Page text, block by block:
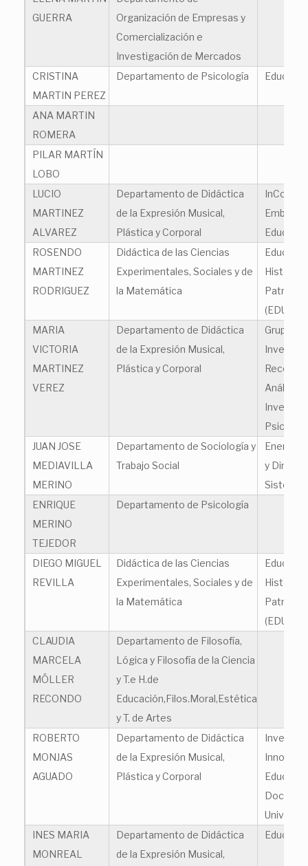
GUERRA
Organización de Empresas y
Comercialización e
Investigación de Mercados
CRISTINA
MARTIN PEREZ
Departamento de Psicología
ANA MARTIN
ROMERA
PILAR MARTÍN
LOBO
LUCIO
MARTINEZ
ALVAREZ
Departamento de Didáctica
de la Expresión Musical,
Plástica y Corporal
ROSENDO
MARTINEZ
RODRIGUEZ
Didáctica de las Ciencias
Experimentales, Sociales y de
la Matemática
Histórica
MARIA
VICTORIA
MARTINEZ
VEREZ
Departamento de Didáctica
de la Expresión Musical,
Plástica y Corporal
Grupo de
Análisis e
JUAN JOSE
MEDIAVILLA
MERINO
Departamento de Sociología y
Trabajo Social
Energía,
y
Sistemas
ENRIQUE
MERINO
TEJEDOR
Departamento de Psicología
DIEGO MIGUEL
REVILLA
Didáctica de las Ciencias
Experimentales, Sociales y de
la Matemática
Histórica
CLAUDIA
MARCELA
MÖLLER
RECONDO
Departamento de Filosofía,
Lógica y Filosofía de la Ciencia
y T.e H.de
Educación,Filos.Moral,Estética
y T. de Artes
ROBERTO
MONJAS
AGUADO
Departamento de Didáctica
de la Expresión Musical,
Plástica y Corporal
Docencia
INES MARIA
MONREAL
Departamento de Didáctica
de la Expresión Musical,